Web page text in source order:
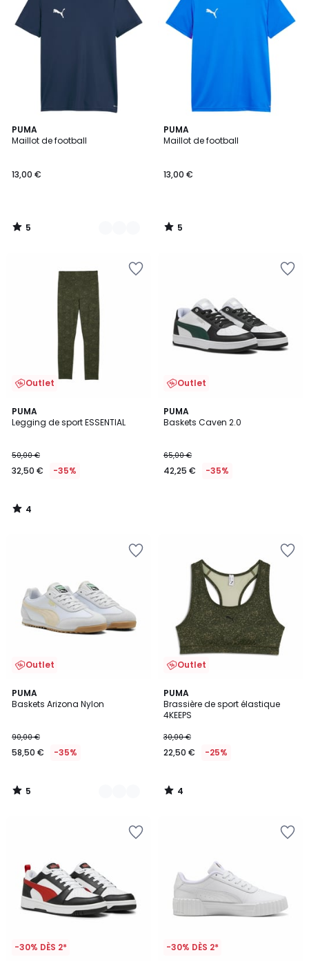
PUMA
Maillot de football
13,00 €
5
/
4
Couleurs
5
/
PUMA
Maillot de football
13,00 €
5
/
5
/
Outlet
PUMA
Legging de sport ESSENTIAL
50,00 €
32,50 € -35%
4
/
4
/
Outlet
PUMA
Baskets Caven 2.0
65,00 €
42,25 € -35%
Outlet
PUMA
Baskets Arizona Nylon
90,00 €
58,50 € -35%
5
/
2
Couleurs
5
/
Outlet
PUMA
Brassière de sport élastique
4KEEPS
30,00 €
22,50 € -25%
4
/
5
4
/
-30% DÈS 2* -30% DÈS 2*